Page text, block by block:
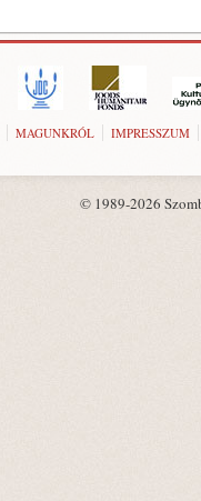
MAGUNKRÓL IMPRESSZUM
© 1989-2026